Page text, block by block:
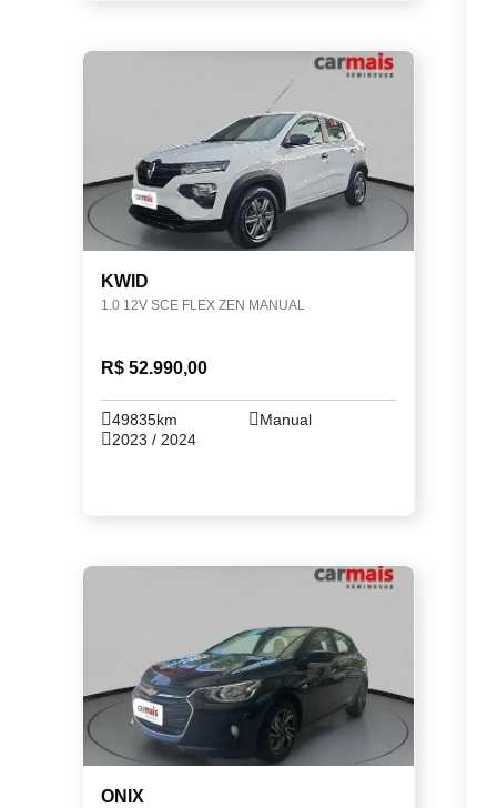
KWID
1.0 12V SCE FLEX ZEN MANUAL
R$ 52.990,00
49835km
Manual
2023 / 2024
ONIX